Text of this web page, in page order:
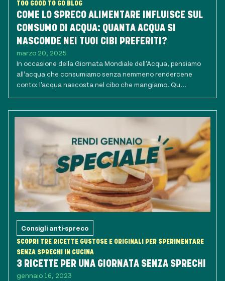
TOO GOOD TO GO BLOG
COME LO SPRECO ALIMENTARE INFLUISCE SUL
CONSUMO DI ACQUA: QUANTA ACQUA SI
NASCONDE NEI TUOI CIBI PREFERITI?
marzo 20, 2025
In occasione della Giornata Mondiale dell'Acqua, pensiamo
all’acqua che consumiamo senza nemmeno rendercene
conto: l'acqua nascosta nel cibo che mangiamo. Qu...
Consigli anti-spreco
SCOPRI TRE RICETTE GUSTOSE E ORIGINALI PER SPERIMENTARE
SENZA SPRECHI IN CUCINA
3 RICETTE PER UNA GIORNATA SENZA SPRECHI
gennaio 16, 2023